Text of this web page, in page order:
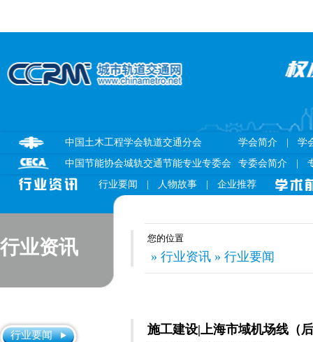
行业要闻 人物故事 企业推荐
中国节能协会城轨交通节能专业专委会 专委会简介
中国土木工程学会轨道交通分会 学会简介 学
行业资讯 您的位置
» 行业资讯 » 行业要闻
行业要闻 施工建设|上海市域机场线（